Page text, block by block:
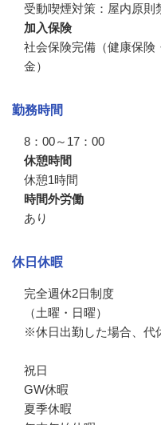
受動喫煙対策：屋内原則
加入保険
社会保険完備（健康保険
金）
勤務時間
8：00～17：00
休憩時間
休憩1時間
時間外労働
あり
休日休暇
完全週休2日制度
（土曜・日曜）
※休日出勤した場合、代
祝日
GW休暇
夏季休暇